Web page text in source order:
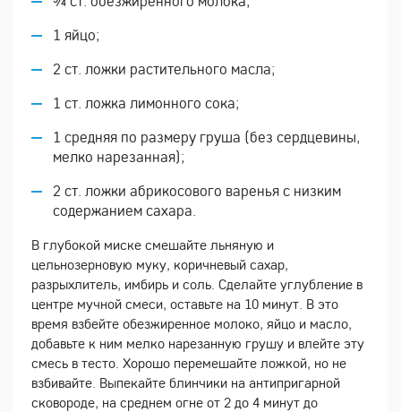
1 яйцо;
2 ст. ложки растительного масла;
1 ст. ложка лимонного сока;
1 средняя по размеру груша (без сердцевины,
мелко нарезанная);
2 ст. ложки абрикосового варенья с низким
содержанием сахара.
В глубокой миске смешайте льняную и
цельнозерновую муку, коричневый сахар,
разрыхлитель, имбирь и соль. Сделайте углубление в
центре мучной смеси, оставьте на 10 минут. В это
время взбейте обезжиренное молоко, яйцо и масло,
добавьте к ним мелко нарезанную грушу и влейте эту
смесь в тесто. Хорошо перемешайте ложкой, но не
взбивайте. Выпекайте блинчики на антипригарной
сковороде, на среднем огне от 2 до 4 минут до